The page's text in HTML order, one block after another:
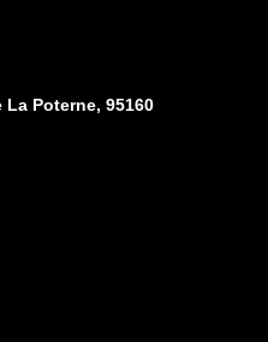
La Poterne, 95160